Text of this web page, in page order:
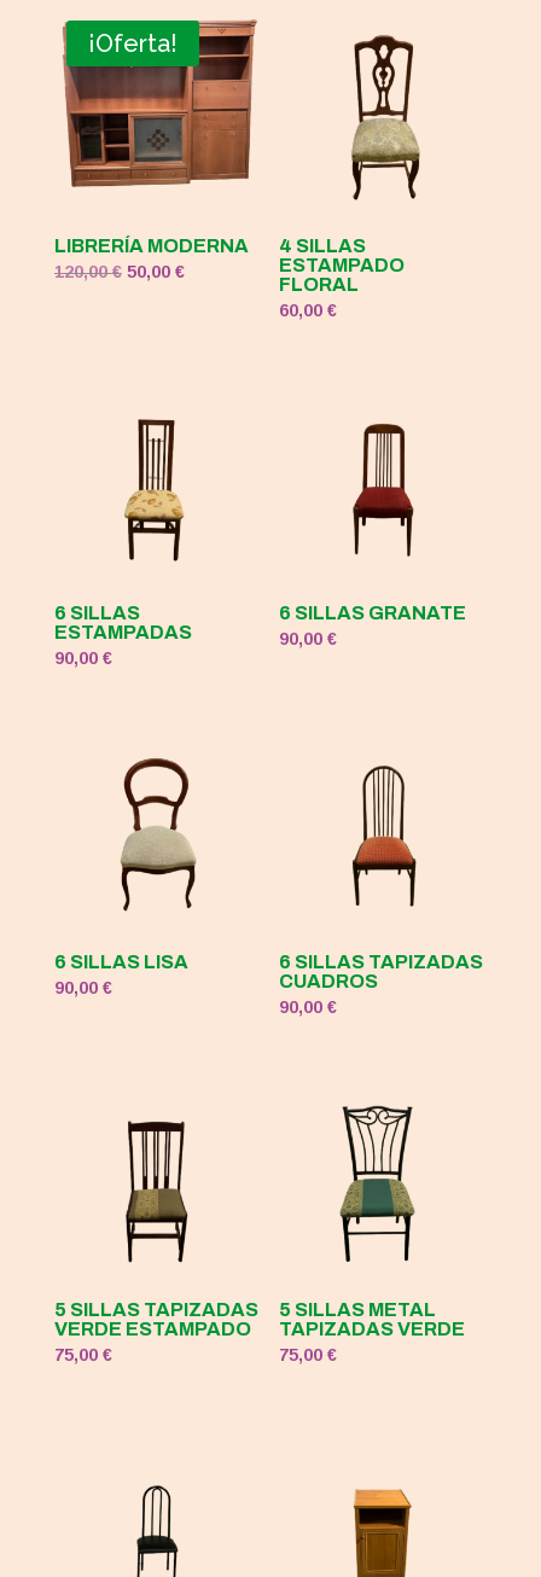
era:
120,00 €.
es:
50,00 €.
¡Oferta!
LIBRERÍA MODERNA
120,00€ El
50,00 €El
4 SILLAS
ESTAMPADO
FLORAL
60,00€
6 SILLAS
ESTAMPADAS
90,00 €
6 SILLAS GRANATE
90,00€
6 SILLAS LISA
90,00 €
6 SILLAS TAPIZADAS
CUADROS
90,00€
5 SILLAS TAPIZADAS
VERDE ESTAMPADO
75,00 €
5 SILLAS METAL
TAPIZADAS VERDE
75,00€